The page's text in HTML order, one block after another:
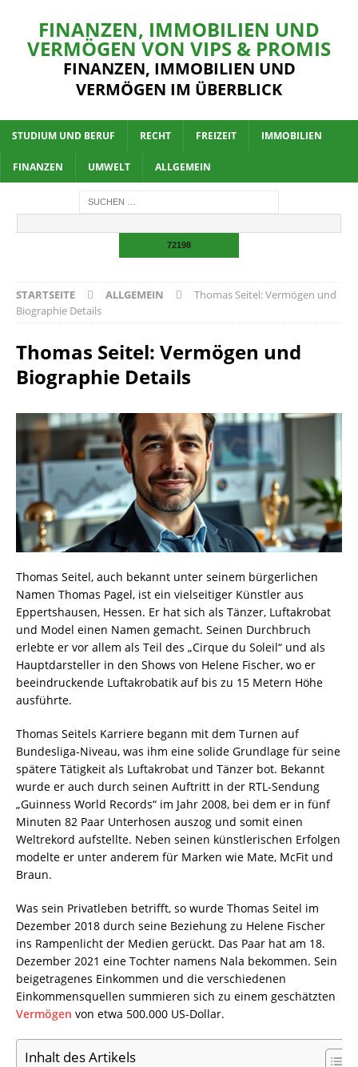
FINANZEN, IMMOBILIEN UND
VERMÖGEN VON VIPS & PROMIS
FINANZEN, IMMOBILIEN UND
VERMÖGEN IM ÜBERBLICK
STUDIUM UND BERUF RECHT FREIZEIT IMMOBILIEN
FINANZEN UMWELT ALLGEMEIN
STARTSEITE ALLGEMEIN
Thomas Seitel: Vermögen und
Biographie Details
Thomas Seitel: Vermögen und
Biographie Details
Thomas Seitel, auch bekannt unter seinem bürgerlichen
Namen Thomas Pagel, ist ein vielseitiger Künstler aus
Eppertshausen, Hessen. Er hat sich als Tänzer, Luftakrobat
und Model einen Namen gemacht. Seinen Durchbruch
erlebte er vor allem als Teil des „Cirque du Soleil“ und als
Hauptdarsteller in den Shows von Helene Fischer, wo er
beeindruckende Luftakrobatik auf bis zu 15 Metern Höhe
ausführte.
Thomas Seitels Karriere begann mit dem Turnen auf
Bundesliga-Niveau, was ihm eine solide Grundlage für seine
spätere Tätigkeit als Luftakrobat und Tänzer bot. Bekannt
wurde er auch durch seinen Auftritt in der RTL-Sendung
„Guinness World Records“ im Jahr 2008, bei dem er in fünf
Minuten 82 Paar Unterhosen auszog und somit einen
Weltrekord aufstellte. Neben seinen künstlerischen Erfolgen
modelte er unter anderem für Marken wie Mate, McFit und
Braun.
Was sein Privatleben betrifft, so wurde Thomas Seitel im
Dezember 2018 durch seine Beziehung zu Helene Fischer
ins Rampenlicht der Medien gerückt. Das Paar hat am 18.
Dezember 2021 eine Tochter namens Nala bekommen. Sein
beigetragenes Einkommen und die verschiedenen
Einkommensquellen summieren sich zu einem geschätzten
Vermögen von etwa 500.000 US-Dollar.
Inhalt des Artikels